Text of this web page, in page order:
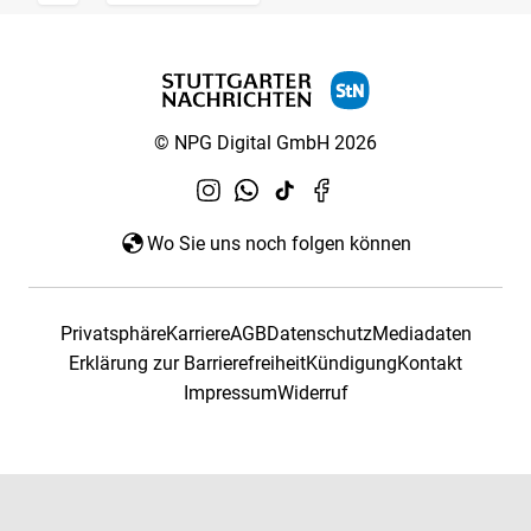
© NPG Digital GmbH 2026
Wo Sie uns noch folgen können
PrivatsphäreKarriereAGBDatenschutzMediadaten
Erklärung zur BarrierefreiheitKündigungKontakt
ImpressumWiderruf